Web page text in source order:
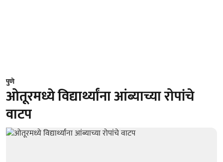
पुणे
ओतूरमध्ये विद्यार्थ्यांना आंब्याच्या रोपांचे
वाटप